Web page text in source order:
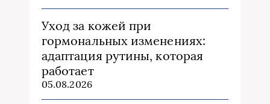
Уход за кожей при
гормональных изменениях:
адаптация рутины, которая
работает
05.08.2026